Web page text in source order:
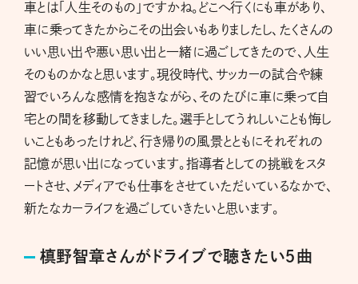
車とは「人生そのもの」ですかね。どこへ行くにも車があり、
車に乗ってきたからこその出会いもありましたし、たくさんの
いい思い出や悪い思い出と一緒に過ごしてきたので、人生
そのものかなと思います。現役時代、サッカーの試合や練
習でいろんな感情を抱きながら、そのたびに車に乗って自
宅との間を移動してきました。選手としてうれしいことも悔し
いこともあったけれど、行き帰りの風景とともにそれぞれの
記憶が思い出になっています。指導者としての挑戦をスタ
ートさせ、メディアでも仕事をさせていただいているなかで、
新たなカーライフを過ごしていきたいと思います。
槙野智章さんがドライブで聴きたい５曲